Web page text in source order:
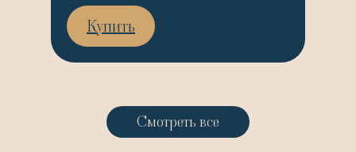
Купить
Смотреть все